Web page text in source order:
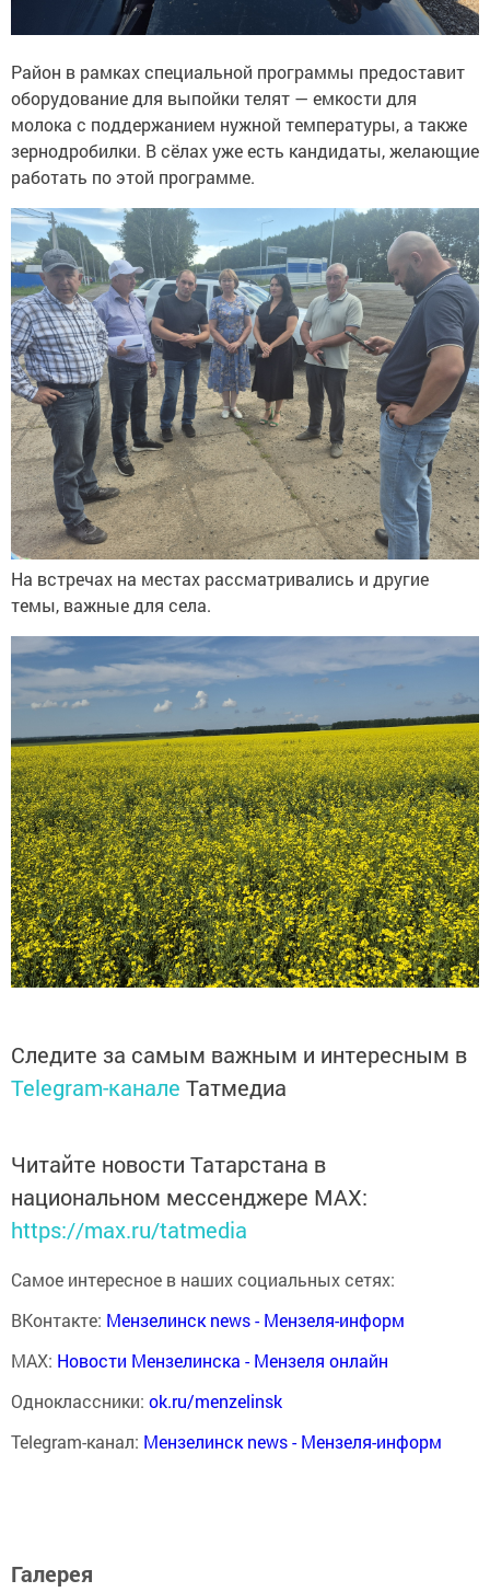
Район в рамках специальной программы предоставит
оборудование для выпойки телят — емкости для
молока с поддержанием нужной температуры, а также
зернодробилки. В сёлах уже есть кандидаты, желающие
работать по этой программе.
На встречах на местах рассматривались и другие
темы, важные для села.
Следите за самым важным и интересным в
Telegram-канале Татмедиа
Читайте новости Татарстана в
национальном мессенджере MАХ:
https://max.ru/tatmedia
Самое интересное в наших социальных сетях:
ВКонтакте: Мензелинск news - Мензеля-информ
MAX: Новости Мензелинска - Мензеля онлайн
Одноклассники: ok.ru/menzelinsk
Telegram-канал: Мензелинск news - Мензеля-информ
Галерея